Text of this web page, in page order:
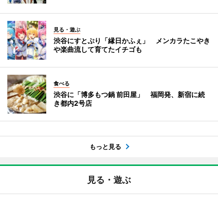
見る・遊ぶ
渋谷にすとぷり「縁日かふぇ」 メンカラたこやき
や楽曲流して育てたイチゴも
食べる
渋谷に「博多もつ鍋 前田屋」 福岡発、新宿に続
き都内2号店
もっと見る
見る・遊ぶ